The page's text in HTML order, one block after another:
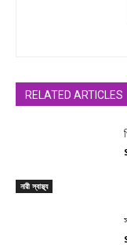
RELATED ARTICLES
নারী স্বাস্থ্য